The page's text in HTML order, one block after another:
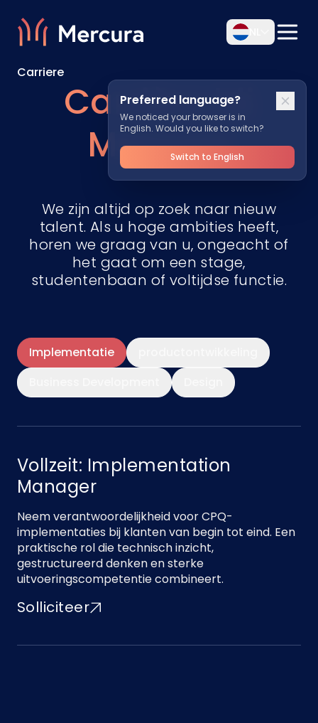
Preferred language?
We noticed your browser is in
English. Would you like to switch?
Switch to English
Carriere
Carrière bij
Mercura
We zijn altijd op zoek naar nieuw
talent. Als u hoge ambities heeft,
horen we graag van u, ongeacht of
het gaat om een stage,
studentenbaan of voltijdse functie.
Implementatie
Vollzeit: Implementation
Manager
Neem verantwoordelijkheid voor CPQ-
implementaties bij klanten van begin tot eind. Een
praktische rol die technisch inzicht,
gestructureerd denken en sterke
uitvoeringscompetentie combineert.
Solliciteer